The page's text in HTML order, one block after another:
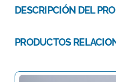
DESCRIPCIÓN DEL
PRODUCTOS